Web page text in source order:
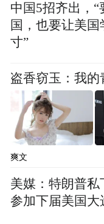
熙兴燄禅师捐赠
顺治八年（
禅师作《祝古
任常熙兴燄禅
隐元禅师东渡
声震泉石”。隐
其顶相，还说“
栗”，这话隐含
后的顺治丙申
违旧言，特寄
中国5招齐出，“
国，也要让美
寸”
盗香窃玉：我
爽文
美媒：特朗普私
参加下届美国大